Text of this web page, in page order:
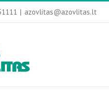
| azovlitas@azovlitas.lt